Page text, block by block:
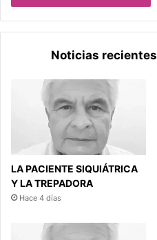
Noticias recientes
LA PACIENTE SIQUIÁTRICA
Y LA TREPADORA
Hace 4 días